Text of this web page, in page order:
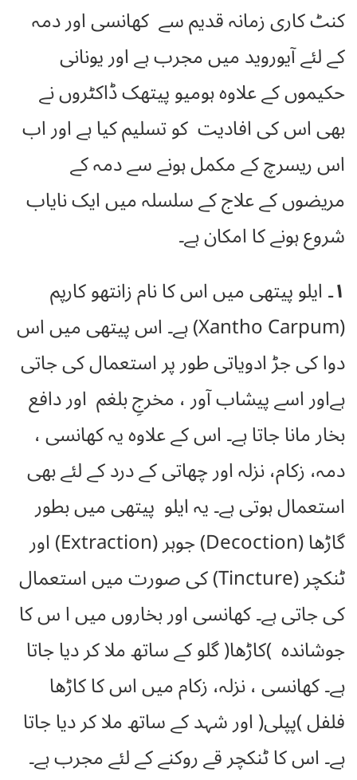
کنٹ کاری زمانہ قدیم سے کھانسی اور دمہ
کے لئے آیوروید میں مجرب ہے اور یونانی
حکیموں کے علاوہ ہومیو پیتھک ڈاکٹروں نے
بھی اس کی افادیت کو تسلیم کیا ہے اور اب
اس ریسرچ کے مکمل ہونے سے دمہ کے
مریضوں کے علاج کے سلسلہ میں ایک نایاب
شروع ہونے کا امکان ہے۔
۱۔ ایلو پیتھی میں اس کا نام زانتھو کارپم
(Xantho Carpum) ہے۔ اس پیتھی میں اس
دوا کی جڑ ادویاتی طور پر استعمال کی جاتی
ہےاور اسے پیشاب آور ، مخرجِ بلغم اور دافع
بخار مانا جاتا ہے۔ اس کے علاوہ یہ کھانسی ،
دمہ، زکام، نزلہ اور چھاتی کے درد کے لئے بھی
استعمال ہوتی ہے۔ یہ ایلو پیتھی میں بطور
گاڑھا (Decoction) جوہر (Extraction) اور
ٹنکچر (Tincture) کی صورت میں استعمال
کی جاتی ہے۔ کھانسی اور بخاروں میں ا س کا
جوشاندہ )کاڑھا( گلو کے ساتھ ملا کر دیا جاتا
ہے۔ کھانسی ، نزلہ، زکام میں اس کا کاڑھا
فلفل )پپلی( اور شہد کے ساتھ ملا کر دیا جاتا
ہے۔ اس کا ٹنکچر قے روکنے کے لئے مجرب ہے۔